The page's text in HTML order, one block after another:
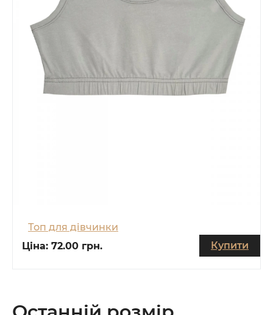
Топ для дівчинки
Ціна: 72.00 грн. Купити